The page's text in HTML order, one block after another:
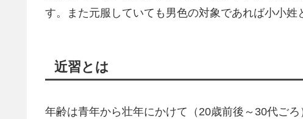
す。また元服していても男色の対象であれば小小姓
近習とは
年齢は青年から壮年にかけて（20歳前後～30代ご